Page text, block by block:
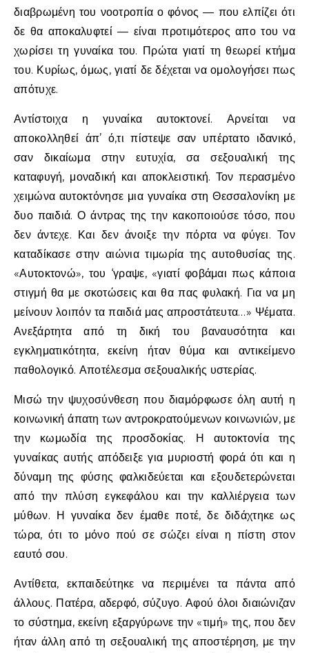
διαβρωμένη του νοοτροπία ο φόνος — που ελπίζει ότι
δε θα αποκαλυφτεί — είναι προτιμότερος απο του να
χωρίσει τη γυναίκα του. Πρώτα γιατί τη θεωρεί κτήμα
του. Κυρίως, όμως, γιατί δε δέχεται να ομολογήσει πως
απότυχε.
Αντίστοιχα η γυναίκα αυτοκτονεί. Αρνείται να
αποκολληθεί άπ’ ό,τι πίστεψε σαν υπέρτατο ιδανικό,
σαν δικαίωμα στην ευτυχία, σα σεξουαλική της
καταφυγή, μοναδική και αποκλειστική. Τον περασμένο
χειμώνα αυτοκτόνησε μια γυναίκα στη Θεσσαλονίκη με
δυο παιδιά. Ο άντρας της την κακοποιούσε τόσο, που
δεν άντεχε. Και δεν άνοιξε την πόρτα να φύγει. Τον
καταδίκασε στην αιώνια τιμωρία της αυτοθυσίας της.
«Αυτοκτονώ», του ‘γραψε, «γιατί φοβάμαι πως κάποια
στιγμή θα με σκοτώσεις και θα πας φυλακή. Για να μη
μείνουν λοιπόν τα παιδιά μας απροστάτευτα…» Ψέματα.
Ανεξάρτητα από τη δική του βαναυσότητα και
εγκληματικότητα, εκείνη ήταν θύμα και αντικείμενο
παθολογικό. Αποτέλεσμα σεξουαλικής υστερίας.
Μισώ την ψυχοσύνθεση που διαμόρφωσε όλη αυτή η
κοινωνική άπατη των αντροκρατούμενων κοινωνιών, με
την κωμωδία της προσδοκίας. Η αυτοκτονία της
γυναίκας αυτής απόδειξε για μυριοστή φορά ότι και η
δύναμη της φύσης φαλκιδεύεται και εξουδετερώνεται
από την πλύση εγκεφάλου και την καλλιέργεια των
μύθων. Η γυναίκα δεν έμαθε ποτέ, δε διδάχτηκε ως
τώρα, ότι το μόνο πού σε σώζει είναι η πίστη στον
εαυτό σου.
Αντίθετα, εκπαιδεύτηκε να περιμένει τα πάντα από
άλλους. Πατέρα, αδερφό, σύζυγο. Αφού όλοι διαιώνιζαν
το σύστημα, εκείνη εξαργύρωνε την «τιμή» της, που δεν
ήταν άλλη από τη σεξουαλική της αποστέρηση, με την